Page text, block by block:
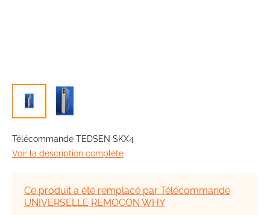
to
the
beginning
images
gallery
Télécommande TEDSEN SKX4
Voir la description complète
Ce produit a été remplacé par Télécommande
UNIVERSELLE REMOCON WHY